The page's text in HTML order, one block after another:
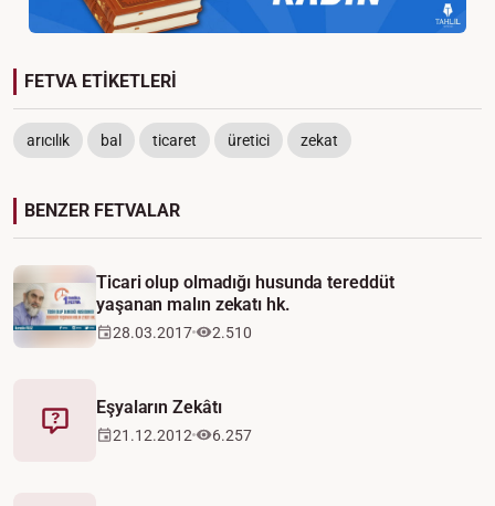
FETVA ETİKETLERİ
arıcılık bal ticaret üretici zekat
BENZER FETVALAR
Video
Ticari olup olmadığı husunda tereddüt
yaşanan malın zekatı hk.
28.03.2017 2.510
Fetva
Eşyaların Zekâtı
21.12.2012 6.257